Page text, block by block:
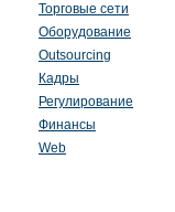
Торговые сети
Оборудование
Outsourcing
Кадры
Регулирование
Финансы
Web